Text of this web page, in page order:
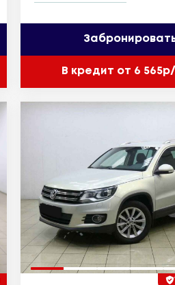
В кредит от 6